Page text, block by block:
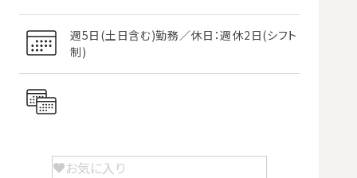
週5日(土日含む)勤務／休日：週休2日(シフト
制)
お気に入り